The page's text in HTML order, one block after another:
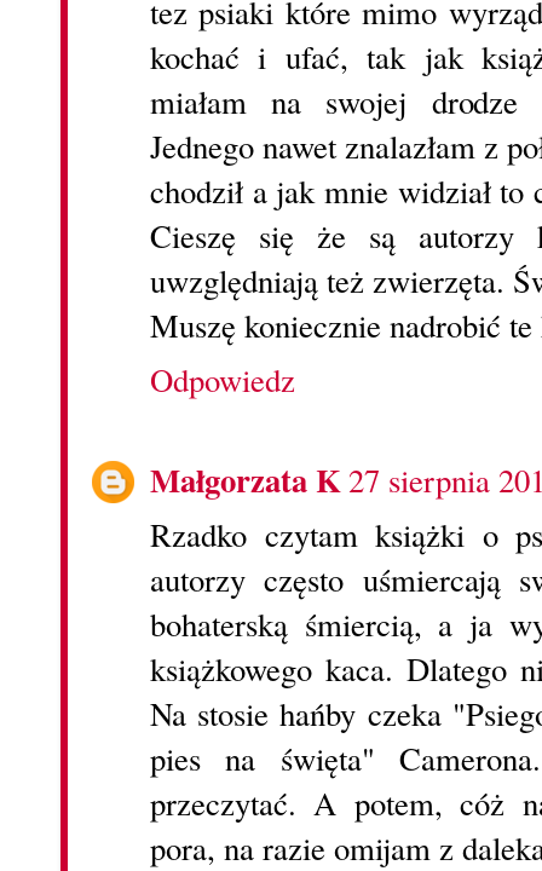
tez psiaki które mimo
kochać i ufać, tak jak
miałam na swojej drodze
Jednego nawet znalazłam z
chodził a jak mnie widział to
Cieszę się że są autorzy
uwzględniają też zwierzęta.
Muszę koniecznie nadrobić
Odpowiedz
Małgorzata K27 sierpnia
Rzadko czytam książki o
autorzy często uśmiercają
bohaterską śmiercią, a ja
książkowego kaca. Dlatego
Na stosie hańby czeka
pies na święta"
przeczytać. A potem, cóż
pora, na razie omijam z